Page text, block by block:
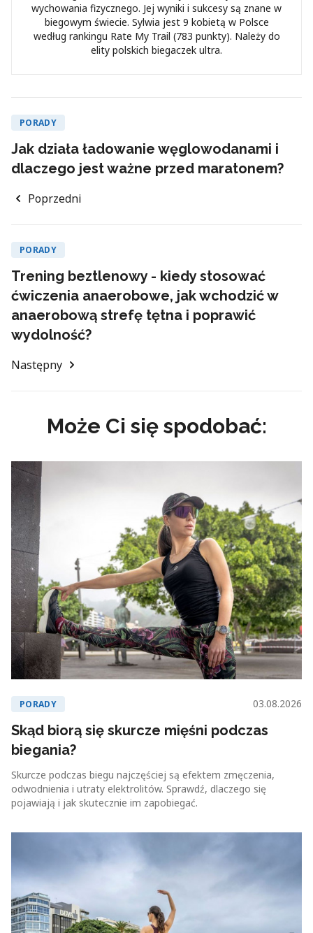
wychowania fizycznego. Jej wyniki i sukcesy są znane w
biegowym świecie. Sylwia jest 9 kobietą w Polsce
według rankingu Rate My Trail (783 punkty). Należy do
elity polskich biegaczek ultra.
PORADY
Jak działa ładowanie węglowodanami i
dlaczego jest ważne przed maratonem?
Poprzedni
PORADY
Trening beztlenowy - kiedy stosować
ćwiczenia anaerobowe, jak wchodzić w
anaerobową strefę tętna i poprawić
wydolność?
Następny
Może Ci się spodobać:
PORADY 03.08.2026
Skąd biorą się skurcze mięśni podczas
biegania?
Skurcze podczas biegu najczęściej są efektem zmęczenia,
odwodnienia i utraty elektrolitów. Sprawdź, dlaczego się
pojawiają i jak skutecznie im zapobiegać.